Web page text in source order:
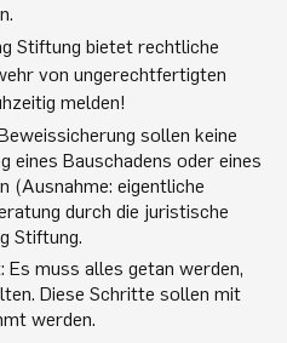
Stiftung bietet rechtliche
von ungerechtfertigten
melden!
sollen keine
eines Bauschadens oder eines
(Ausnahme: eigentliche
durch die juristische
Stiftung.
Es muss alles getan werden,
Diese Schritte sollen mit
werden.